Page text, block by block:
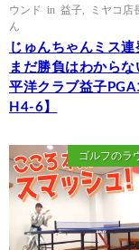
ウンド in 益子
ミヤコ店
ん
じゅんちゃんミス連
まだ勝負はわからな
平洋クラブ益子PGA
H4-6】
ゴルフのラ